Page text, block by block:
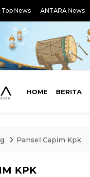
Top News ANTARA News
HOME BERITA
Pansel Capim Kpk
KPK